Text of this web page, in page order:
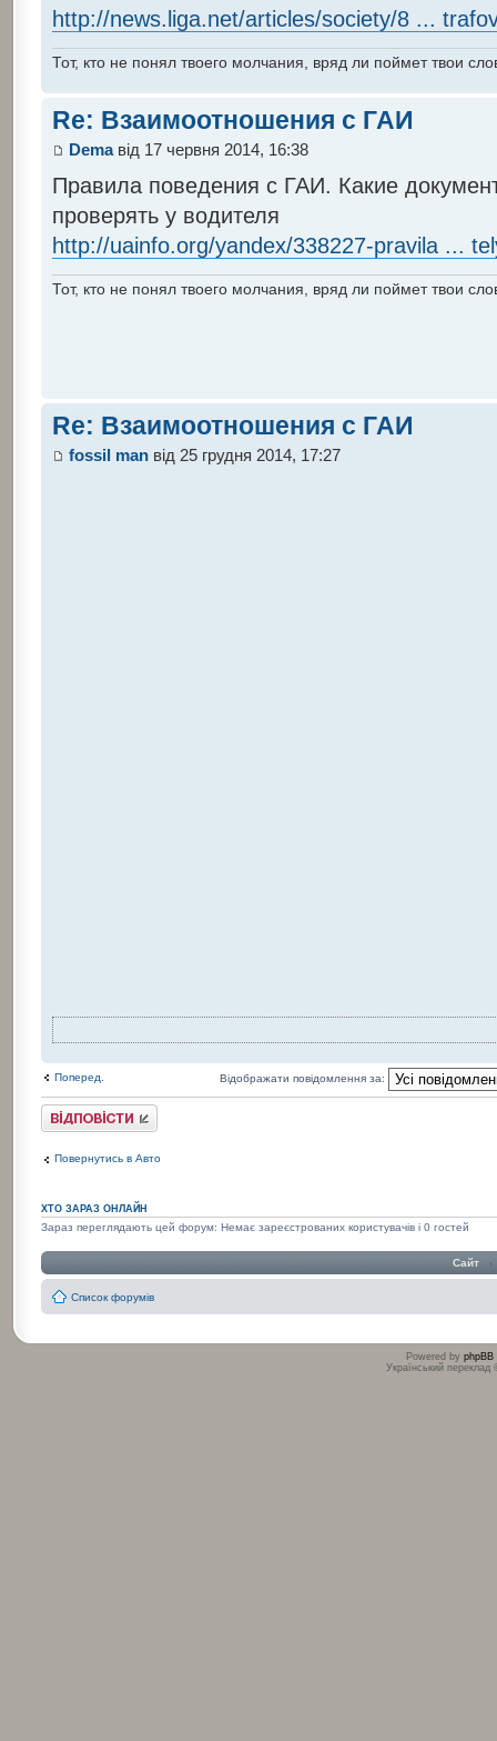
http://news.liga.net/articles/society/8 ...
Тот, кто не понял твоего молчания, вряд ли поймет твои
Re: Взаимоотношения с ГАИ
Demaвід 17 червня 2014, 16:38
Правила поведения с ГАИ. Какие
проверять у водителя
http://uainfo.org/yandex/338227-pravila ...
Тот, кто не понял твоего молчания, вряд ли поймет твои
Re: Взаимоотношения с ГАИ
fossil manвід 25 грудня 2014, 17:27
Поперед. Відображати повідомлення за:
Відповісти
Повернутись в Авто
ХТО ЗАРАЗ ОНЛАЙН
Зараз переглядають цей форум: Немає зареєстрованих користувачів і 0 гостей
Сайт ‹
Список форумів
Powered by phpBB
Український